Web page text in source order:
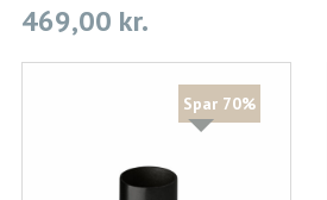
469,00 kr.
Spar 70%